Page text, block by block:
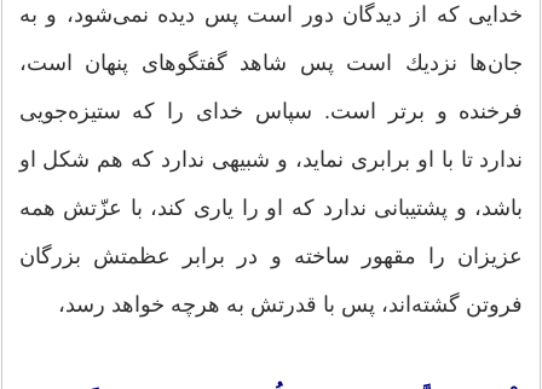
خدایی كه از دیدگان دور است پس دیده نمی‌شود، و به
جان‌ها نزدیك است پس شاهد گفتگوهای پنهان است،
فرخنده و برتر است. سپاس خدای را كه ستیزه‌جویی
ندارد تا با او برابری نماید، و شبیهی ندارد كه هم شكل او
باشد، و پشتیبانی ندارد كه او را یاری كند، با عزّتش همه
عزیزان را مقهور ساخته و در برابر عظمتش بزرگان
فروتن گشته‌اند، پس با قدرتش به هرچه خواهد رسد،